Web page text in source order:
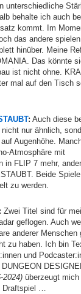
unterschiedliche
behalte ich auch
kommt. Im
das andere spielen.
hinüber. Meine
Das könnte
ist nicht ohne.
mal auf den Tisch
: Auch diese
nur ähnlich,
Augenhöhe.
Atmosphäre mit
in FLIP 7 mehr,
Beide
zu werden.
Zwei Titel sind für
geflogen. Auch
anderer Menschen
zu haben. Ich bin
und
2024)überzeugt mich
…